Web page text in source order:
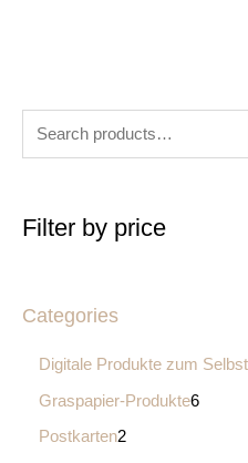
Filter by price
Categories
Digitale Produkte zum
Graspapier-Produkte6
Postkarten2